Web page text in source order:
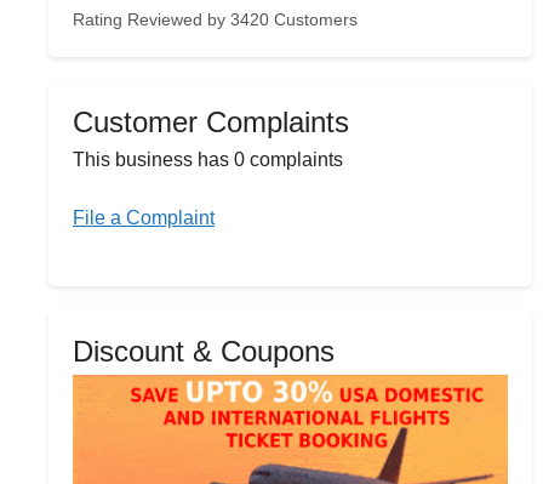
Rating Reviewed by 3420 Customers
Customer Complaints
This business has 0 complaints
File a Complaint
Discount & Coupons